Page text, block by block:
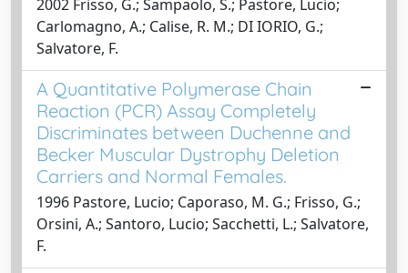
2002 Frisso, G.; Sampaolo, S.; Pastore, Lucio;
Carlomagno, A.; Calise, R. M.; DI IORIO, G.;
Salvatore, F.
A Quantitative Polymerase Chain
Reaction (PCR) Assay Completely
Discriminates between Duchenne and
Becker Muscular Dystrophy Deletion
Carriers and Normal Females.
1996 Pastore, Lucio; Caporaso, M. G.; Frisso, G.;
Orsini, A.; Santoro, Lucio; Sacchetti, L.; Salvatore,
F.